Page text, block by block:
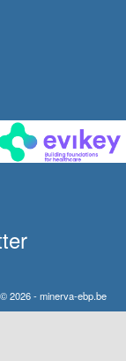
© 2026 - minerva-ebp.be